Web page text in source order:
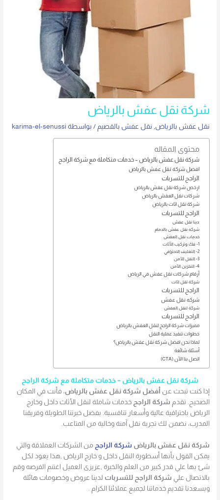
شركة نقل عفش بالرياض
نقل عفش بالرياض, نقل عفش بالقصيم / بواسطة karima-el-senussi
محتوى المقاله
شركة نقل عفش بالرياض – خدمات متكاملة مع شركة الراجح
افضل شركة نقل عفش بالرياض
الراجح للتسربات
ارخص شركة نقل عفش بالرياض
شركات نقل العفش بالرياض
شركة نقل اثاث بالرياض
الراجح للتسربات
دينا نقل عفش
شركه نقل عفش بالدمام
خدمات نقل العفش
1- فك وتركيب الأثاث
2- التغليف الاحترافي
3- النقل الآمن
4- التخزين الآمن
أرقام شركات نقل عفش في الرياض
شركة نقل اثاث
الراجح للتسربات
شركه نقل عفش
شركة لنقل العفش
الراجح للتسربات
مميزات شركة الراجح لنقل العفش بالرياض
خطوات تنفيذ عملية النقل
لماذا نحن افضل شركة نقل عفش بالرياض؟
أسئلة شائعة
اتصل بنا الآن (CTA)
شركة نقل عفش بالرياض – خدمات متكاملة مع شركة الراجح
إذا كنت تبحث عن أفضل شركة نقل عفش بالرياض، فأنت في المكان
الصحيح. تقدم شركة الراجح خدمات شاملة لنقل الأثاث داخل وخارج
الرياض باحترافية عالية وأسعار تنافسية. بفضل خبرتنا الطويلة وفريقنا
المدرب، نضمن لك تجربة نقل آمنة وخالية من المتاعب.
شركة نقل عفش بالرياض شركة الراجح من الشركات العملاقة والتي
يمكن القول بأنها أسطورة النقل داخل و خارج الرياض ,هذا يعود لكل
شئ بها علي قدر كبير من العلم والخبرة ,عزيزى العميل اغتنم الفرصه وقم
بالاتصال علي شركة الراجح للتسربات لدينا عروض وخصومات هائلة
ويسعدنا تقديم خدماتنا لجميع عملائنا الكرام .